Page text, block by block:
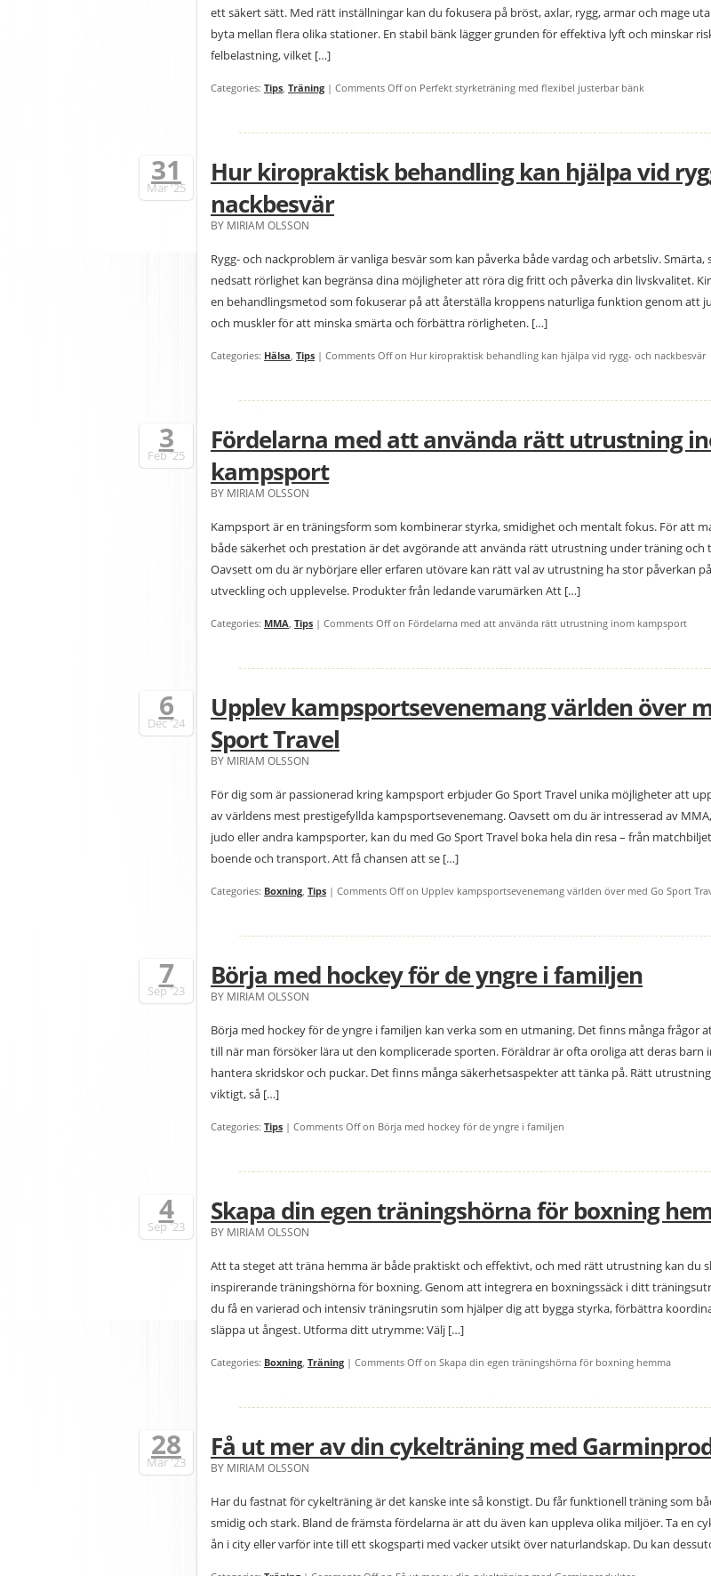
ett säkert sätt. Med rätt inställningar kan du fokusera på bröst, axlar, rygg, armar och mage
byta mellan flera olika stationer. En stabil bänk lägger grunden för effektiva lyft och minskar
felbelastning, vilket […]
Categories: Tips, Träning | Comments Offon Perfekt styrketräning med flexibel justerbar bänk
31
Mar'25
Hur kiropraktisk behandling kan hjälpa vid
nackbesvär
BY MIRIAM OLSSON
Rygg- och nackproblem är vanliga besvär som kan påverka både vardag och arbetsliv. Smärta,
nedsatt rörlighet kan begränsa dina möjligheter att röra dig fritt och påverka din livskvalitet.
en behandlingsmetod som fokuserar på att återställa kroppens naturliga funktion genom att
och muskler för att minska smärta och förbättra rörligheten. […]
Categories: Hälsa, Tips | Comments Offon Hur kiropraktisk behandling kan hjälpa vid rygg- och nackbesvär
3
Feb'25
Fördelarna med att använda rätt utrustning
kampsport
BY MIRIAM OLSSON
Kampsport är en träningsform som kombinerar styrka, smidighet och mentalt fokus. För att
både säkerhet och prestation är det avgörande att använda rätt utrustning under träning och
Oavsett om du är nybörjare eller erfaren utövare kan rätt val av utrustning ha stor påverkan
utveckling och upplevelse. Produkter från ledande varumärken Att […]
Categories: MMA, Tips | Comments Offon Fördelarna med att använda rätt utrustning inom kampsport
6
Dec'24
Upplev kampsportsevenemang världen över
Sport Travel
BY MIRIAM OLSSON
För dig som är passionerad kring kampsport erbjuder Go Sport Travel unika möjligheter att
av världens mest prestigefyllda kampsportsevenemang. Oavsett om du är intresserad av
judo eller andra kampsporter, kan du med Go Sport Travel boka hela din resa – från
boende och transport. Att få chansen att se […]
Categories: Boxning, Tips | Comments Offon Upplev kampsportsevenemang världen över med Go Sport
7
Sep'23 Börja med hockey för de yngre i familjen
BY MIRIAM OLSSON
Börja med hockey för de yngre i familjen kan verka som en utmaning. Det finns många frågor
till när man försöker lära ut den komplicerade sporten. Föräldrar är ofta oroliga att deras barn
hantera skridskor och puckar. Det finns många säkerhetsaspekter att tänka på. Rätt
viktigt, så […]
Categories: Tips | Comments Offon Börja med hockey för de yngre i familjen
4
Sep'23 Skapa din egen träningshörna för boxning
BY MIRIAM OLSSON
Att ta steget att träna hemma är både praktiskt och effektivt, och med rätt utrustning kan du
inspirerande träningshörna för boxning. Genom att integrera en boxningssäck i ditt
du få en varierad och intensiv träningsrutin som hjälper dig att bygga styrka, förbättra
släppa ut ångest. Utforma ditt utrymme: Välj […]
Categories: Boxning, Träning | Comments Offon Skapa din egen träningshörna för boxning hemma
28
Mar'23 Få ut mer av din cykelträning med
BY MIRIAM OLSSON
Har du fastnat för cykelträning är det kanske inte så konstigt. Du får funktionell träning som
smidig och stark. Bland de främsta fördelarna är att du även kan uppleva olika miljöer. Ta en
ån i city eller varför inte till ett skogsparti med vacker utsikt över naturlandskap. Du kan